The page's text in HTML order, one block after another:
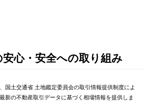
心・安全への取り組み
国土交通省 土地鑑定委員会の取引情報提供制度によ
新の不動産取引データに基づく相場情報を提供しま